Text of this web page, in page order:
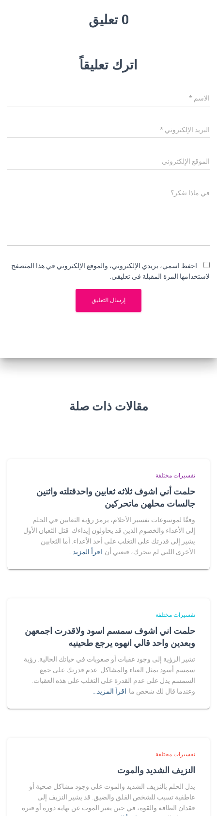
0 تعليق
اترك تعليقاً
الاسم *
البريد الإلكتروني *
الموقع الإلكتروني
في ماذا تفكر؟
احفظ اسمي، بريدي الإلكتروني، والموقع الإلكتروني في هذا المتصفح
لاستخدامها المرة المقبلة في تعليقي.
مقالات ذات صلة
تفسيرات مختلفة
حلمت أني اشوف ثلاثه ثعابين واحدقتلته واثنين
جالسات محلهن ماتحركين
وفقًا لموسوعات تفسير الأحلام، يرمز رؤية الثعابين في الحلم
إلى الأعداء والخصوم الذين قد يحاولون إيذاءك. قتل الثعبان الأول
يشير إلى قدرتك على التغلب على أحد الأعداء. أما الثعابين
الأخرى اللتي لم تتحرك، فتعني أن اقرأ المزيد…
تفسيرات مختلفة
حلمت اني اشوف سمسم اسود ولاقدرت اجمعهن
وبعدين واحد قالي انهوه يرجع طحينيه
تشير الرؤية إلى وجود عقبات أو صعوبات في حياتك الحالية. رؤية
سمسم أسود يمثل العناء والمشاكل. عدم قدرتك على جمع
السمسم يدل على عدم القدرة على التغلب على هذه العقبات.
وعندما قال لك شخص ما اقرأ المزيد…
تفسيرات مختلفة
النزيف الشديد والموت
يدل الحلم بالنزيف الشديد والموت على وجود مشاكل صحية أو
عاطفية تسبب للشخص القلق والضيق. قد يشير النزيف إلى
فقدان الطاقة والقوة، في حين يعبر الموت عن نهاية دورة أو فترة